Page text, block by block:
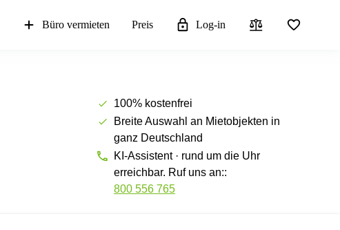
Büro vermieten Preis Log-in
100% kostenfrei
Breite Auswahl an Mietobjekten in
ganz Deutschland
KI-Assistent · rund um die Uhr
erreichbar. Ruf uns an::
800 556 765